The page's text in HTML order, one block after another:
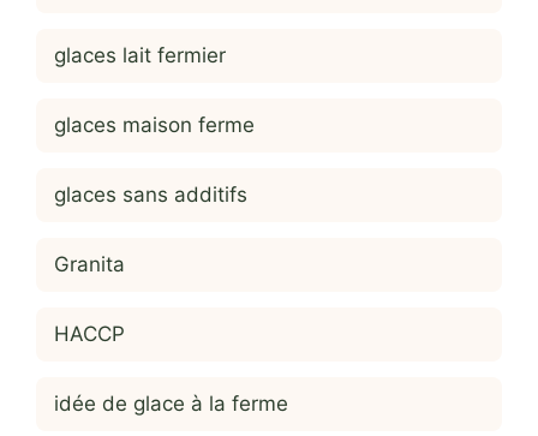
glaces lait fermier
glaces maison ferme
glaces sans additifs
Granita
HACCP
idée de glace à la ferme